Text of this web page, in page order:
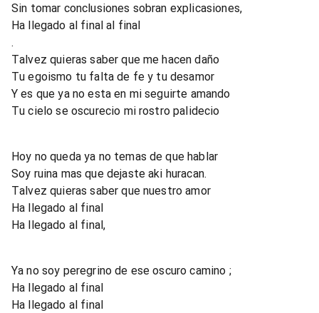
Sin tomar conclusiones sobran explicasiones,
Ha llegado al final al final
.
Talvez quieras saber que me hacen daño
Tu egoismo tu falta de fe y tu desamor
Y es que ya no esta en mi seguirte amando
Tu cielo se oscurecio mi rostro palidecio
Hoy no queda ya no temas de que hablar
Soy ruina mas que dejaste aki huracan.
Talvez quieras saber que nuestro amor
Ha llegado al final
Ha llegado al final,
Ya no soy peregrino de ese oscuro camino ;
Ha llegado al final
Ha llegado al final